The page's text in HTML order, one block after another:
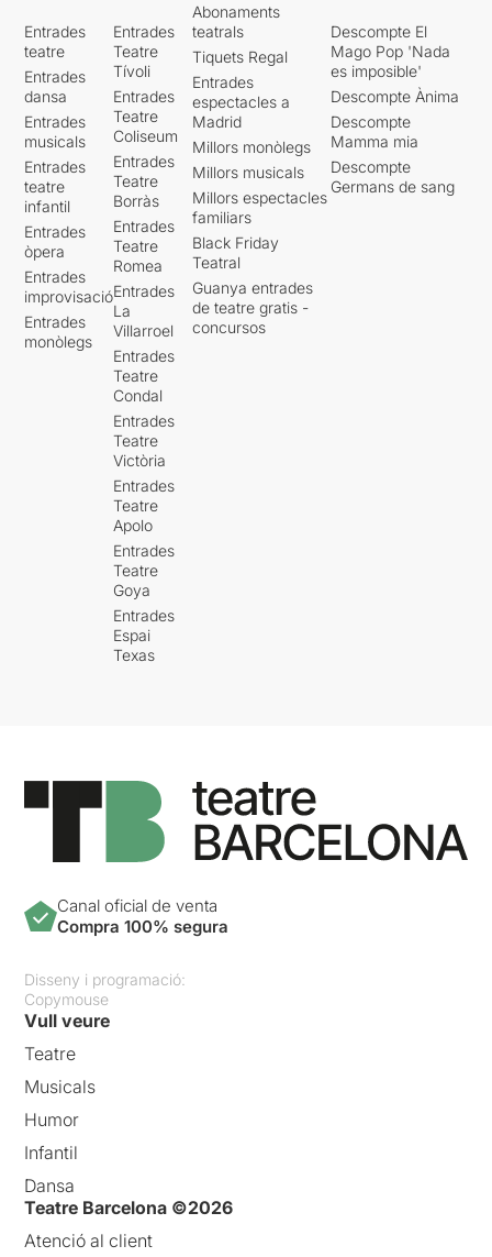
Entrades
teatre
Entrades
dansa
Entrades
musicals
Entrades
teatre
infantil
Entrades
òpera
Entrades
improvisació
Entrades
monòlegs
Entrades
Teatre
Tívoli
Entrades
Teatre
Coliseum
Entrades
Teatre
Borràs
Entrades
Teatre
Romea
Entrades
La
Villarroel
Entrades
Teatre
Condal
Entrades
Teatre
Victòria
Entrades
Teatre
Apolo
Entrades
Teatre
Goya
Entrades
Espai
Texas
Abonaments
teatrals
Tiquets Regal
Entrades
espectacles a
Madrid
Millors monòlegs
Millors musicals
Millors espectacles
familiars
Black Friday
Teatral
Guanya entrades
de teatre gratis -
concursos
Descompte El
Mago Pop 'Nada
es imposible'
Descompte Ànima
Descompte
Mamma mia
Descompte
Germans de sang
Canal oficial de venta
Compra 100% segura
Disseny i programació:
Copymouse
Vull veure
Teatre
Musicals
Humor
Infantil
Dansa
Teatre Barcelona ©2026
Atenció al client